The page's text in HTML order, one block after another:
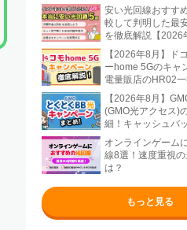
安い光回線おすす
較して判明した最
を徹底解説【2026
【2026年8月】ド
ーhome 5Gのキャ
電量販店のHR02
【2026年8月】
(GMO光アクセス)
細！キャッシュバ
法も解説
オンラインゲーム
線8選！速度重視
は？
もっと見る